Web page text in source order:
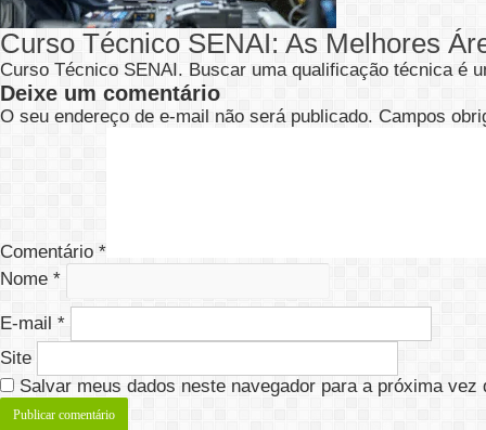
Curso Técnico SENAI: As Melhores
Curso Técnico SENAI. Buscar uma qualificação técnica é
Deixe um comentário
O seu endereço de e-mail não será publicado. Campos
Comentário *
Nome *
E-mail *
Site
Salvar meus dados neste navegador para a próxima vez